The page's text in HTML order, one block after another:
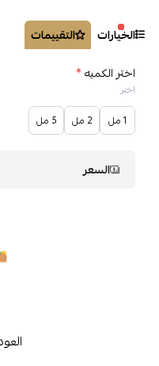
الخيارات
التقييمات
اختر الكميه*
اختر
1 مل 2 مل 5 مل
السعر